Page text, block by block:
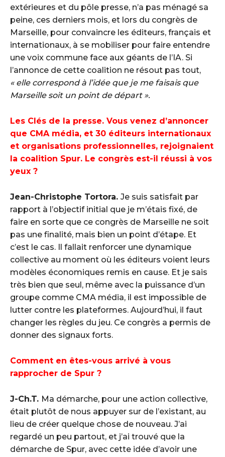
extérieures et du pôle presse, n’a pas ménagé sa
peine, ces derniers mois, et lors du congrès de
Marseille, pour convaincre les éditeurs, français et
internationaux, à se mobiliser pour faire entendre
une voix commune face aux géants de l’IA. Si
l’annonce de cette coalition ne résout pas tout,
« elle correspond à l’idée que je me faisais que
Marseille soit un point de départ ».
Les Clés de la presse. Vous venez d’annoncer
que CMA média, et 30 éditeurs internationaux
et organisations professionnelles, rejoignaient
la coalition Spur. Le congrès est-il réussi à vos
yeux ?
Jean-Christophe Tortora. Je suis satisfait par
rapport à l’objectif initial que je m’étais fixé, de
faire en sorte que ce congrès de Marseille ne soit
pas une finalité, mais bien un point d’étape. Et
c’est le cas. Il fallait renforcer une dynamique
collective au moment où les éditeurs voient leurs
modèles économiques remis en cause. Et je sais
très bien que seul, même avec la puissance d’un
groupe comme CMA média, il est impossible de
lutter contre les plateformes. Aujourd’hui, il faut
changer les règles du jeu. Ce congrès a permis de
donner des signaux forts.
Comment en êtes-vous arrivé à vous
rapprocher de Spur ?
J-Ch.T. Ma démarche, pour une action collective,
était plutôt de nous appuyer sur de l’existant, au
lieu de créer quelque chose de nouveau. J’ai
regardé un peu partout, et j’ai trouvé que la
démarche de Spur, avec cette idée d’avoir une